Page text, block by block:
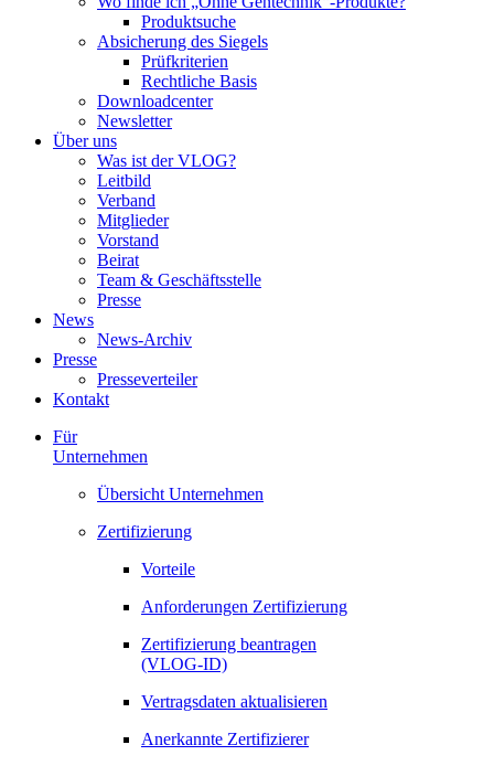
Produktsuche
Absicherung des Siegels
Prüfkriterien
Rechtliche Basis
Downloadcenter
Newsletter
Über uns
Was ist der VLOG?
Leitbild
Verband
Mitglieder
Vorstand
Beirat
Team & Geschäftsstelle
Presse
News
News-Archiv
Presse
Presseverteiler
Kontakt
Für
Unternehmen
Übersicht Unternehmen
Zertifizierung
Vorteile
Anforderungen Zertifizierung
Zertifizierung beantragen
(VLOG-ID)
Vertragsdaten aktualisieren
Anerkannte Zertifizierer